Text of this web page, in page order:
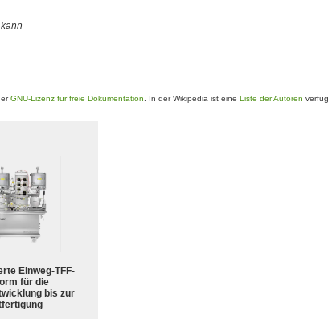
GNU-Lizenz für freie Dokumentation . In der Wikipedia ist eine Liste der Autoren
Einweg-TFF-
für die
bis zur